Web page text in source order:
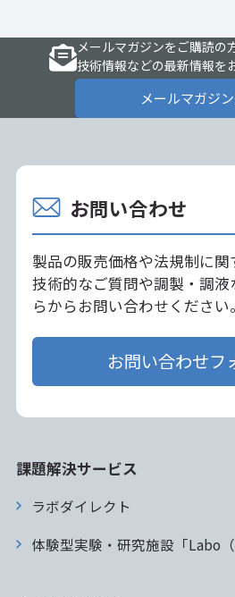
メールマガジンをご購読の
技術情報などの最新情報を
メールマガジ
お問い合わせ
製品の販売価格や法規制に関
技術的なご質問や調製・調
らからお問い合わせください。
お問い合わせフ
課題解決サービス
ラボダイレクト
体験型実験・研究施設「Labo（